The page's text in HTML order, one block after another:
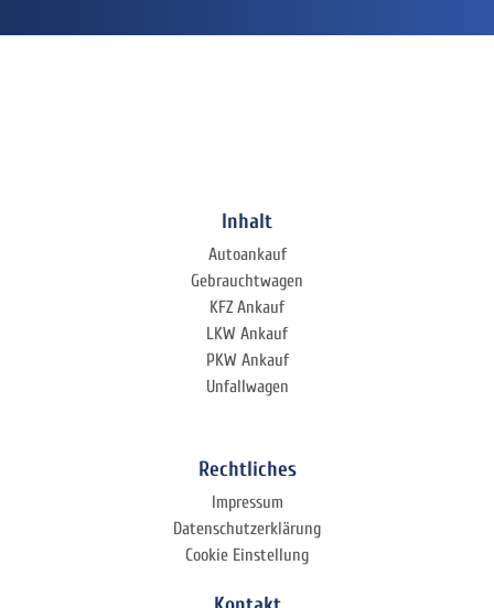
Inhalt
Autoankauf
Gebrauchtwagen
KFZ Ankauf
LKW Ankauf
PKW Ankauf
Unfallwagen
Rechtliches
Impressum
Datenschutzerklärung
Cookie Einstellung